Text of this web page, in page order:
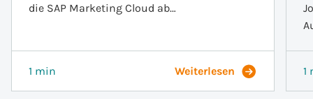
die SAP Marketing Cloud ab…
1 min Weiterlesen 1